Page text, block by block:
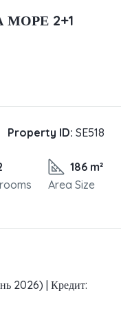
2+1
Property ID: SE518
186 m²
Area Size
2026) | Кредит: